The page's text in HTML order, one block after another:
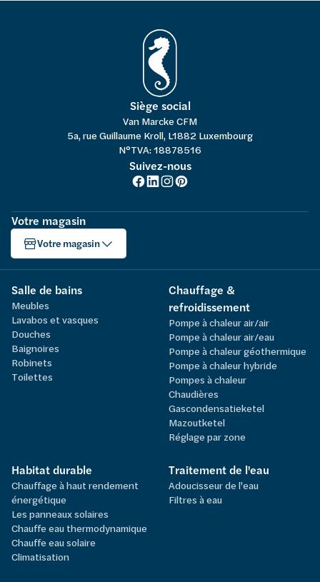
Siège social
Van Marcke CFM
5a, rue Guillaume Kroll, L1882 Luxembourg
N°TVA: 18878516
Suivez-nous
Votre magasin
Votre magasin
Salle de bains
Meubles
Lavabos et vasques
Douches
Baignoires
Robinets
Toilettes
Chauffage &
refroidissement
Pompe à chaleur air/air
Pompe à chaleur air/eau
Pompe à chaleur géothermique
Pompe à chaleur hybride
Pompes à chaleur
Chaudières
Gascondensatieketel
Mazoutketel
Réglage par zone
Habitat durable
Chauffage à haut rendement
énergétique
Les panneaux solaires
Chauffe eau thermodynamique
Chauffe eau solaire
Climatisation
Traitement de l'eau
Adoucisseur de l'eau
Filtres à eau